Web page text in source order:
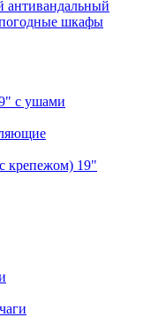
антивандальный
шкафы
с ушами
крепежом) 19"